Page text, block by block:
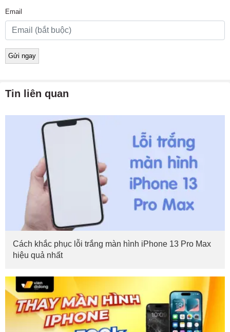
Email
Tin liên quan
Cách khắc phục lỗi trắng màn hình iPhone 13 Pro Max
hiệu quả nhất